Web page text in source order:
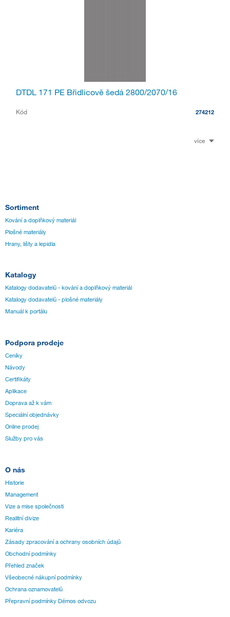
DTDL 171 PE Břidlicově šedá 2800/2070/16
Kód 274212
více
Sortiment
Kování a doplňkový materiál
Plošné materiály
Hrany, lišty a lepidla
Katalogy
Katalogy dodavatelů - kování a doplňkový materiál
Katalogy dodavatelů - plošné materiály
Manuál k portálu
Podpora prodeje
Ceníky
Návody
Certifikáty
Aplikace
Doprava až k vám
Speciální objednávky
Online prodej
Služby pro vás
O nás
Historie
Management
Vize a mise společnosti
Realitní divize
Kariéra
Zásady zpracování a ochrany osobních údajů
Obchodní podmínky
Přehled značek
Všeobecné nákupní podmínky
Ochrana oznamovatelů
Přepravní podmínky Démos odvozu